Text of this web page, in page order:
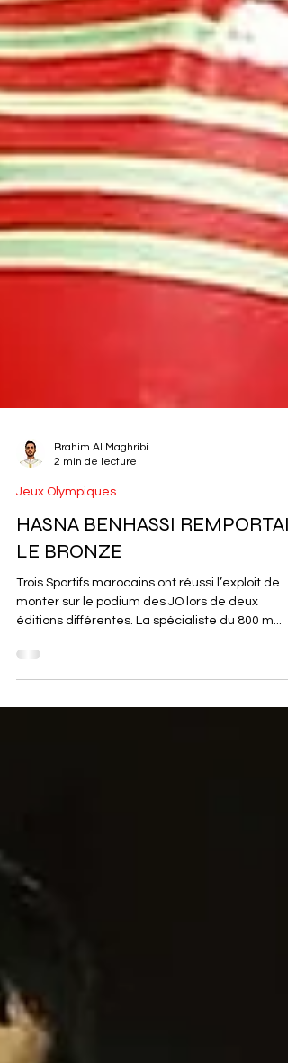
2 min de lecture
Jeux Olympiques
HASNA BENHASSI
LE BRONZE
Trois Sportifs marocains ont réussi l’exploit de